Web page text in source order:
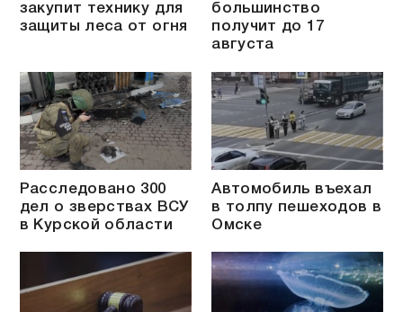
закупит технику для
защиты леса от огня
большинство
получит до 17
августа
Расследовано 300
дел о зверствах ВСУ
в Курской области
Автомобиль въехал
в толпу пешеходов в
Омске